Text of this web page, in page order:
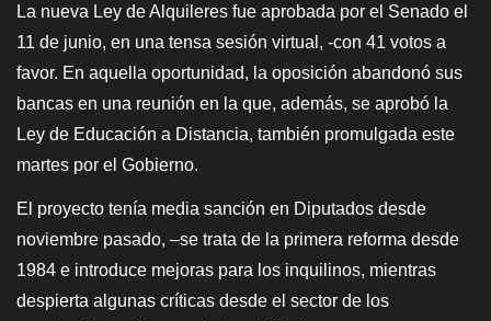
La nueva Ley de Alquileres fue aprobada por el Senado el
11 de junio, en una tensa sesión virtual, -con 41 votos a
favor. En aquella oportunidad, la oposición abandonó sus
bancas en una reunión en la que, además, se aprobó la
Ley de Educación a Distancia, también promulgada este
martes por el Gobierno.
El proyecto tenía media sanción en Diputados desde
noviembre pasado, –se trata de la primera reforma desde
1984 e introduce mejoras para los inquilinos, mientras
despierta algunas críticas desde el sector de los